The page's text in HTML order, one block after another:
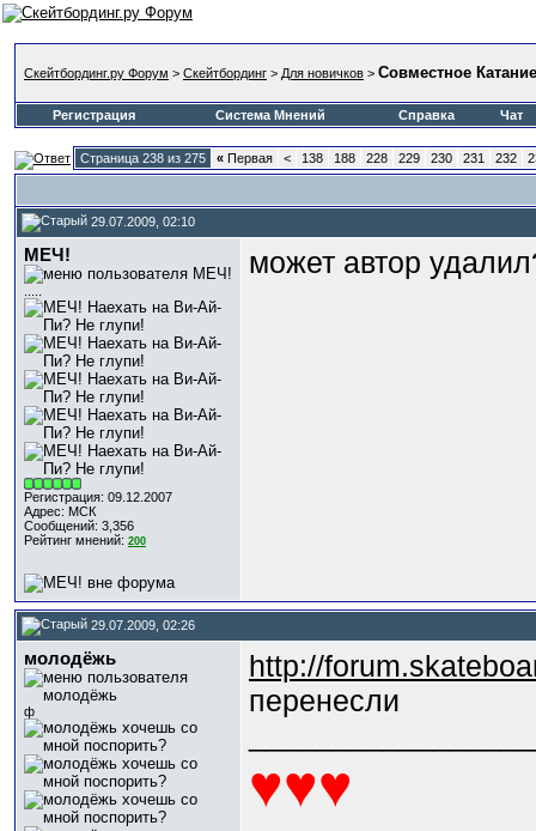
Скейтбординг.ру Форум > Скейтбординг > Для новичков > Совместное Катание
Регистрация Система Мнений Справка Чат
Страница 238 из 275 « Первая < 138 188 228 229 230 231 232
29.07.2009, 02:10
МЕЧ!
Регистрация: 09.12.2007
Адрес: МСК
Сообщений: 3,356
Рейтинг мнений: 200
может автор
29.07.2009, 02:26
молодёжь
ф
http://
перенесли
♥♥♥